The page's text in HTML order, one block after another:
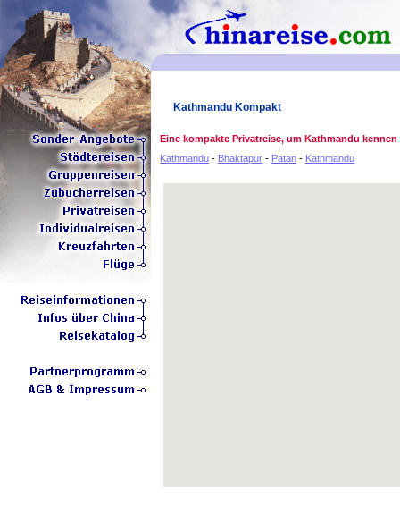
Kathmandu Kompakt
Eine kompakte Privatreise, um Kathmandu kennen
Kathmandu - Bhaktapur - Patan - Kathmandu